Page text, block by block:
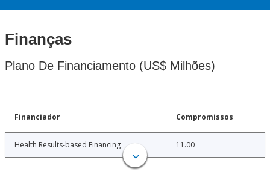
Finanças
Plano De Financiamento (US$ Milhões)
Financiador Compromissos
Health Results-based Financing 11.00